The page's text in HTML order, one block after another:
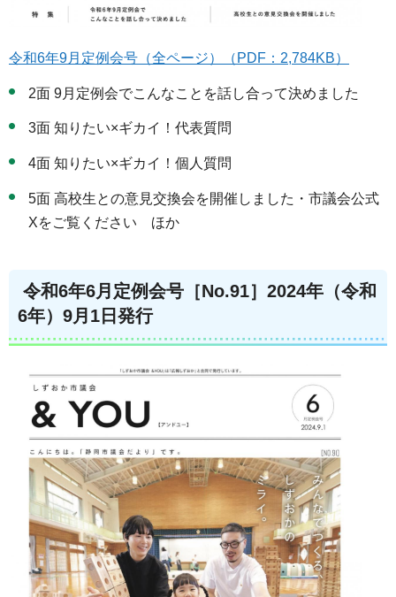
令和6年9月定例会号（全ページ）（PDF：2,784KB）
2面 9月定例会でこんなことを話し合って決めました
3面 知りたい×ギカイ！代表質問
4面 知りたい×ギカイ！個人質問
5面 高校生との意見交換会を開催しました・市議会公式
Xをご覧ください ほか
令和6年6月定例会号［No.91］2024年（令和
6年）9月1日発行